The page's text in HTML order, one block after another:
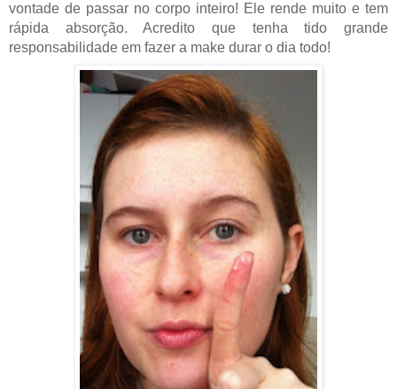
vontade de passar no corpo inteiro! Ele rende muito e tem
rápida absorção. Acredito que tenha tido grande
responsabilidade em fazer a make durar o dia todo!